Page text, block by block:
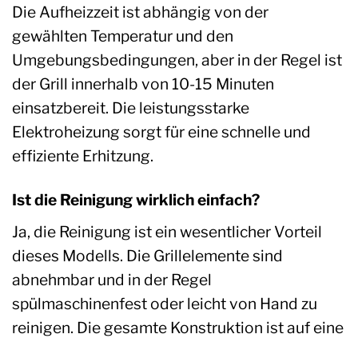
Die Aufheizzeit ist abhängig von der
gewählten Temperatur und den
Umgebungsbedingungen, aber in der Regel ist
der Grill innerhalb von 10-15 Minuten
einsatzbereit. Die leistungsstarke
Elektroheizung sorgt für eine schnelle und
effiziente Erhitzung.
Ist die Reinigung wirklich einfach?
Ja, die Reinigung ist ein wesentlicher Vorteil
dieses Modells. Die Grillelemente sind
abnehmbar und in der Regel
spülmaschinenfest oder leicht von Hand zu
reinigen. Die gesamte Konstruktion ist auf eine